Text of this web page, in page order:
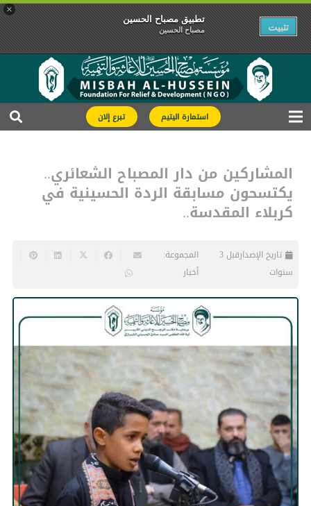
×
تطبیق مصباح الحسین
مصباح الحسین تثبیت
استمارة اليتيم تبرع إلان
المشاركين من دار المصباح الشعائري..
يكتسحون مسابقة الردة الحسينية في
كربلاء المقدسة..
تاريخ الإصدار
قبل 3
سنوات
المجموعة:
أخبار